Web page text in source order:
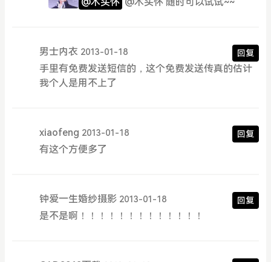
男士内衣 2013-01-18 回复
手里有免费发送短信的，这个免费发送传真的估计
我个人是用不上了
xiaofeng 2013-01-18 回复
有这个方便多了
钟爱一生婚纱摄影 2013-01-18 回复
是不是啊！！！！！！！！！！！！！